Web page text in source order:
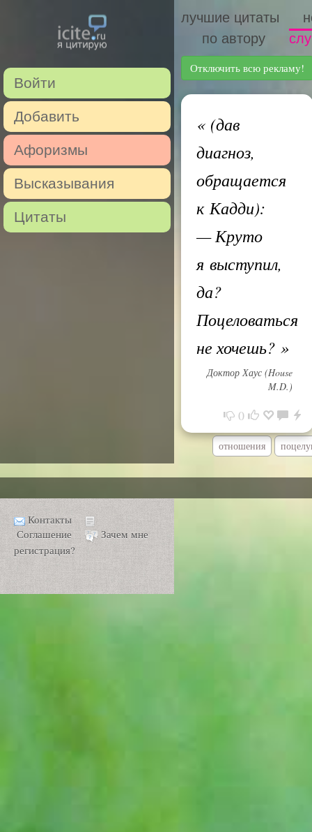
Войти
Добавить
Афоризмы
Высказывания
Цитаты
лучшие цитаты
по автору
Отключить всю рекламу!
«(дав
диагноз,
обращается
к Кадди):
— Круто
я выступил,
да?
Поцеловаться
не хочешь? »
Доктор Хаус (House
M.D.)
0
отношения
Контакты
Соглашение
Зачем мне
регистрация?